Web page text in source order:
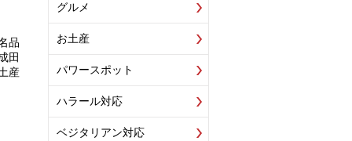
品
田
産
グルメ
お土産
パワースポット
ハラール対応
ベジタリアン対応